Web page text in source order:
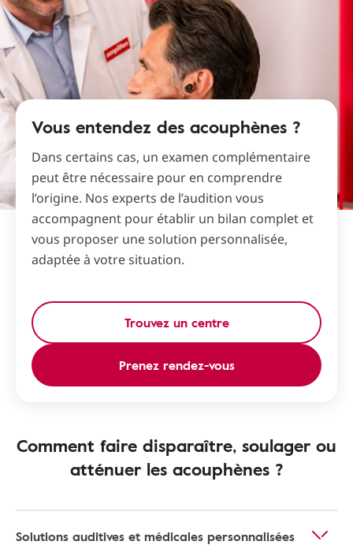
Vous entendez des acouphènes ?
Dans certains cas, un examen complémentaire
peut être nécessaire pour en comprendre
l’origine. Nos experts de l’audition vous
accompagnent pour établir un bilan complet et
vous proposer une solution personnalisée,
adaptée à votre situation.
Trouvez un centre
Prenez rendez-vous
Comment faire disparaître, soulager ou
atténuer les acouphènes ?
Solutions auditives et médicales personnalisées